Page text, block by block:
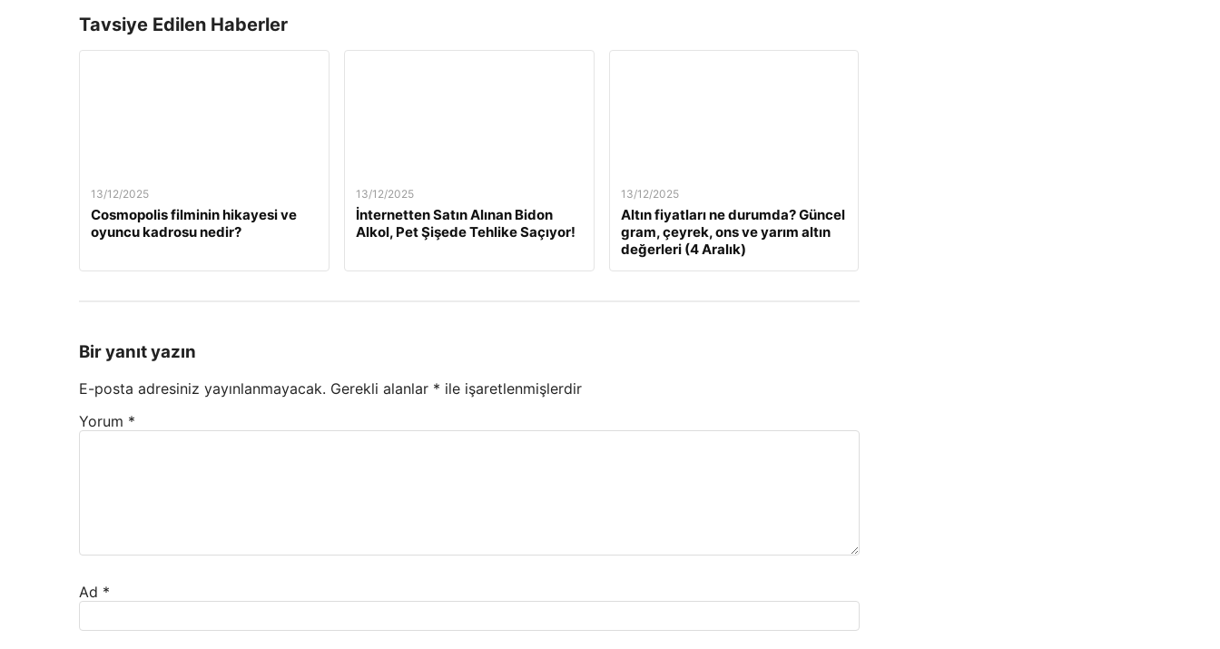
Tavsiye Edilen Haberler
13/12/2025
Cosmopolis filminin hikayesi ve
oyuncu kadrosu nedir?
13/12/2025
İnternetten Satın Alınan Bidon
Alkol, Pet Şişede Tehlike Saçıyor!
13/12/2025
Altın fiyatları ne durumda? Güncel
gram, çeyrek, ons ve yarım altın
değerleri (4 Aralık)
Bir yanıt yazın
E-posta adresiniz yayınlanmayacak. Gerekli alanlar * ile işaretlenmişlerdir
Yorum *
Ad *